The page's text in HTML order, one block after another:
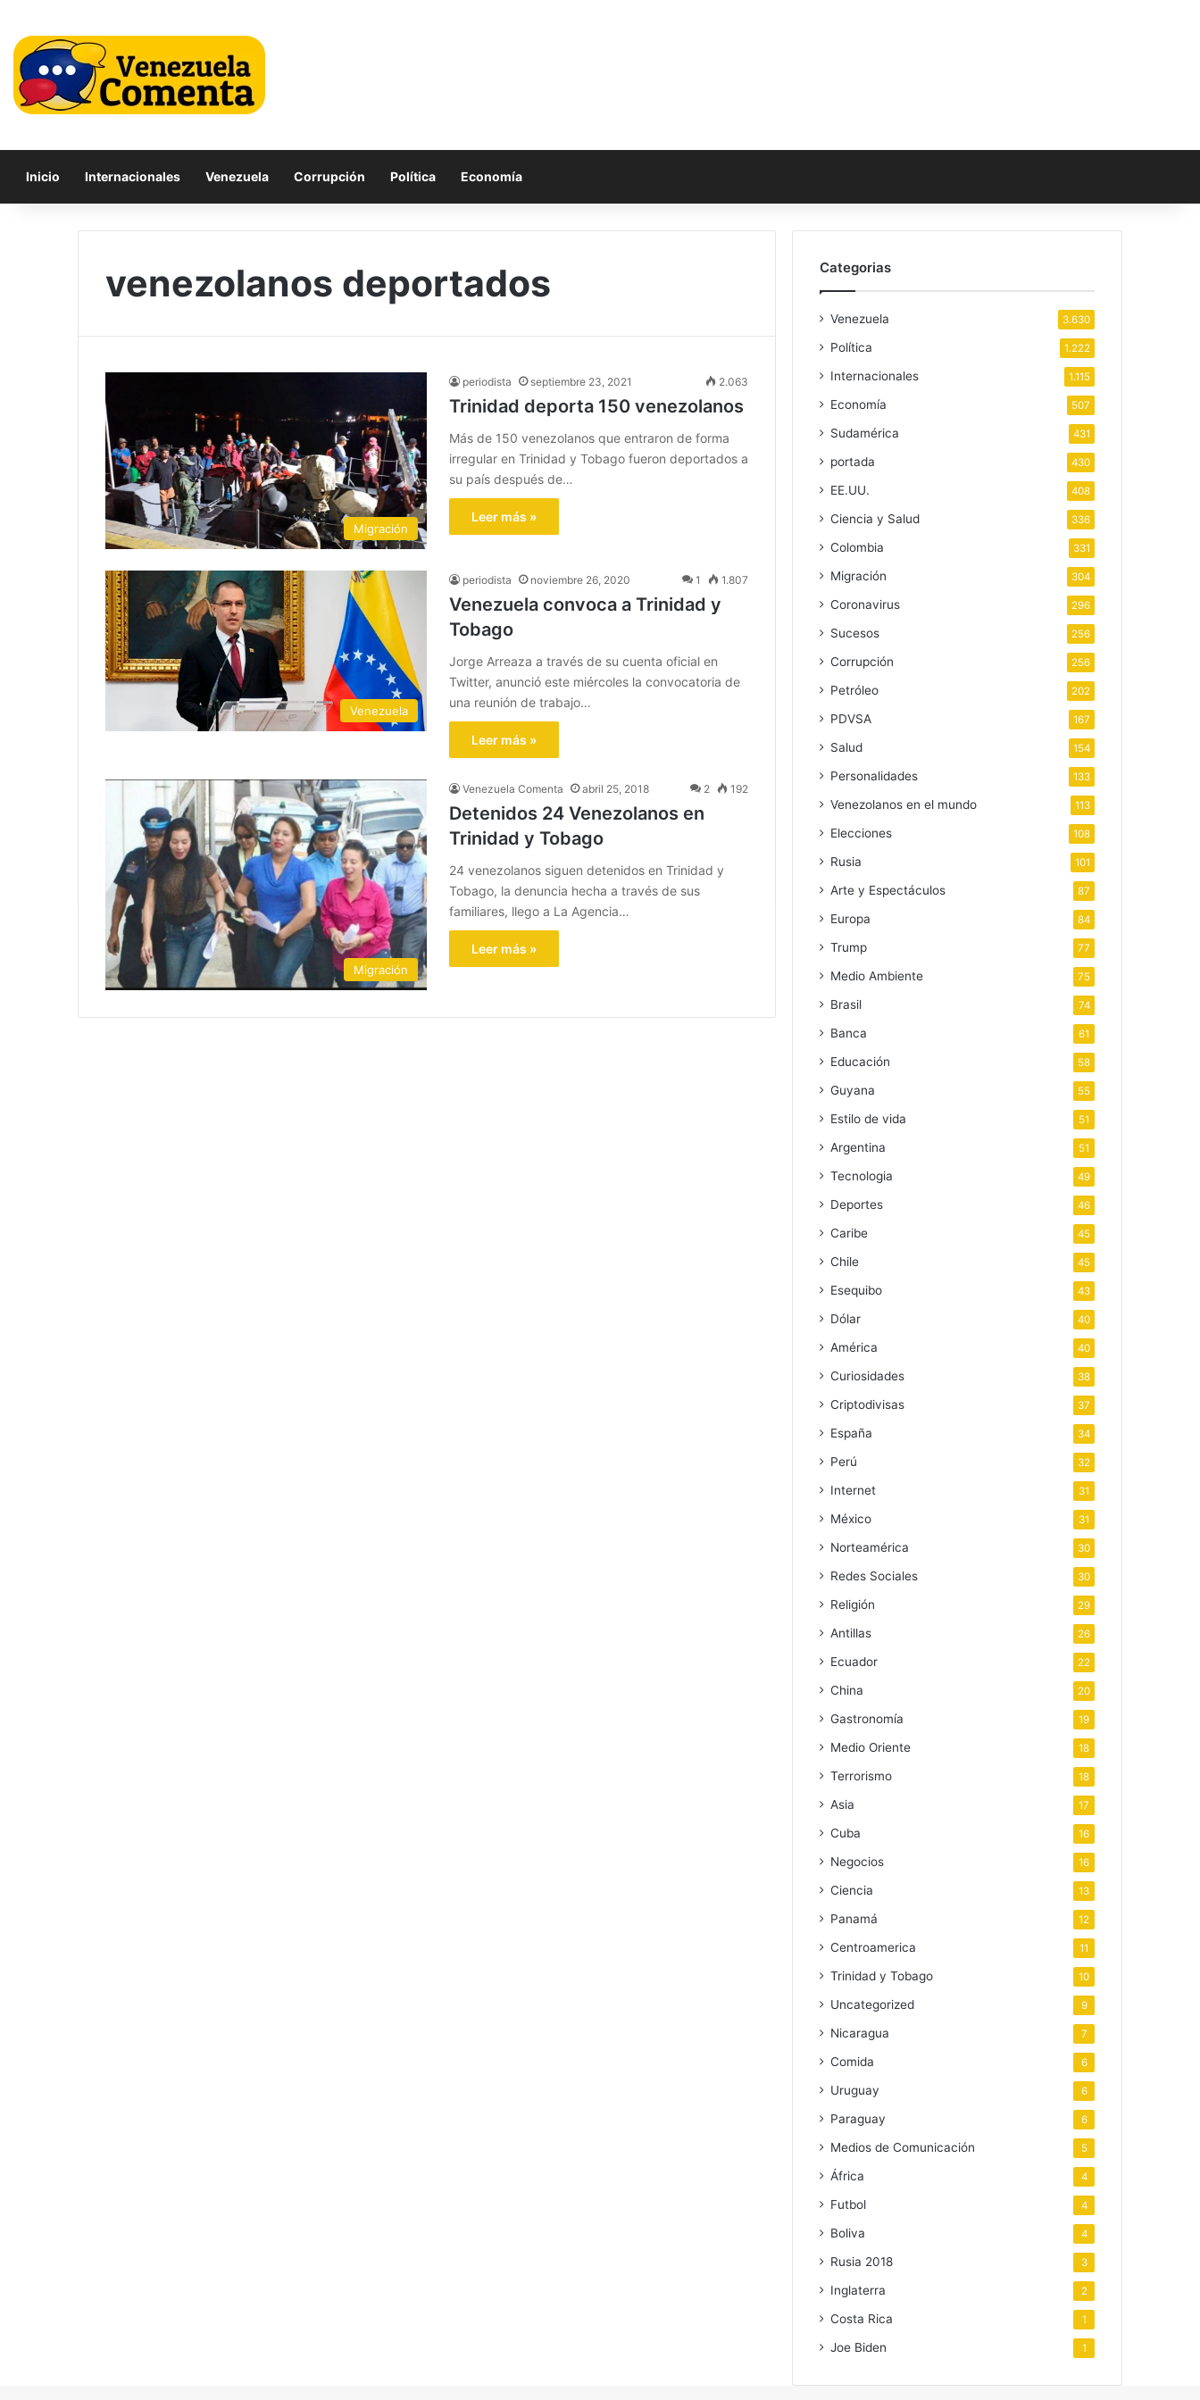
Inicio Internacionales Venezuela Corrupción Política Economía
venezolanos deportados
Migración
periodista septiembre 23, 2021 2.063
Trinidad deporta 150 venezolanos
Más de 150 venezolanos que entraron de forma
irregular en Trinidad y Tobago fueron deportados a
su país después de…
Leer más »
Venezuela
periodista noviembre 26, 2020 1 1.807
Venezuela convoca a Trinidad y
Tobago
Jorge Arreaza a través de su cuenta oficial en
Twitter, anunció este miércoles la convocatoria de
una reunión de trabajo…
Leer más »
Migración
Venezuela Comenta abril 25, 2018 2 192
Detenidos 24 Venezolanos en
Trinidad y Tobago
24 venezolanos siguen detenidos en Trinidad y
Tobago, la denuncia hecha a través de sus
familiares, llego a La Agencia…
Leer más »
Categorias
Venezuela 3.630
Política 1.222
Internacionales 1.115
Economía 507
Sudamérica 431
portada 430
EE.UU. 408
Ciencia y Salud 336
Colombia 331
Migración 304
Coronavirus 296
Sucesos 256
Corrupción 256
Petróleo 202
PDVSA 167
Salud 154
Personalidades 133
Venezolanos en el mundo 113
Elecciones 108
Rusia 101
Arte y Espectáculos 87
Europa 84
Trump 77
Medio Ambiente 75
Brasil 74
Banca 61
Educación 58
Guyana 55
Estilo de vida 51
Argentina 51
Tecnologia 49
Deportes 46
Caribe 45
Chile 45
Esequibo 43
Dólar 40
América 40
Curiosidades 38
Criptodivisas 37
España 34
Perú 32
Internet 31
México 31
Norteamérica 30
Redes Sociales 30
Religión 29
Antillas 26
Ecuador 22
China 20
Gastronomía 19
Medio Oriente 18
Terrorismo 18
Asia 17
Cuba 16
Negocios 16
Ciencia 13
Panamá 12
Centroamerica 11
Trinidad y Tobago 10
Uncategorized 9
Nicaragua 7
Comida 6
Uruguay 6
Paraguay 6
Medios de Comunicación 5
África 4
Futbol 4
Boliva 4
Rusia 2018 3
Inglaterra 2
Costa Rica 1
Joe Biden 1